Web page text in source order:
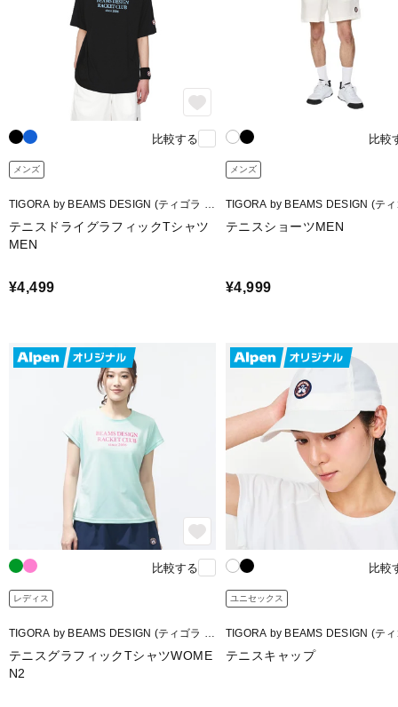
比較する
メンズ
TIGORA by BEAMS DESIGN (ティゴラ バ
テニスドライグラフィックTシャツ
MEN
¥4,499
比較
メンズ
TIGORA by BEAMS DESIGN (テ
テニスショーツMEN
¥4,999
比較する
レディス
TIGORA by BEAMS DESIGN (ティゴラ バ
テニスグラフィックTシャツWOME
N2
比較
ユニセックス
TIGORA by BEAMS DESIGN (テ
イ ビームスデザイン)
テニスキャップ